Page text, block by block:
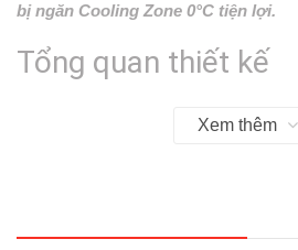
bị ngăn Cooling Zone 0°C tiện lợi.
Tổng quan thiết kế
tủ lạnh ngăn đá trên
Xem thêm